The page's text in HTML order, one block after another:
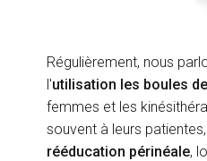
Régulièrement, nous
l'utilisation les boules
femmes et les
souvent à leurs patientes,
rééducation périnéale,